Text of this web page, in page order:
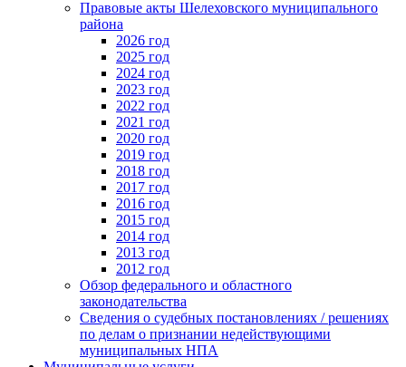
Правовые акты Шелеховского муниципального
района
2026 год
2025 год
2024 год
2023 год
2022 год
2021 год
2020 год
2019 год
2018 год
2017 год
2016 год
2015 год
2014 год
2013 год
2012 год
Обзор федерального и областного
законодательства
Сведения о судебных постановлениях / решениях
по делам о признании недействующими
муниципальных НПА